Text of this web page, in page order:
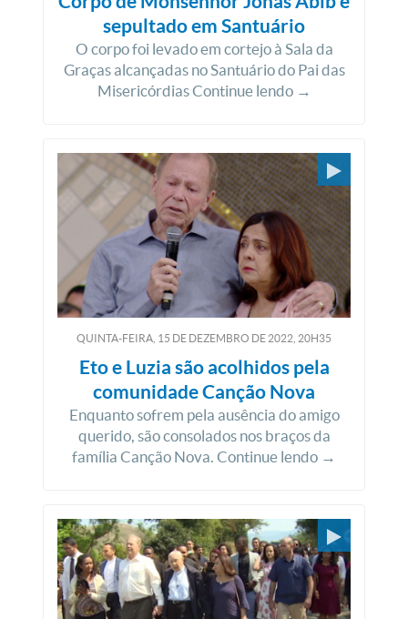
sepultado em Santuário
O corpo foi levado em cortejo à Sala da
Graças alcançadas no Santuário do Pai das
Misericórdias Continue lendo →
QUINTA-FEIRA, 15 DE DEZEMBRO DE 2022, 20H35
Eto e Luzia são acolhidos pela
comunidade Canção Nova
Enquanto sofrem pela ausência do amigo
querido, são consolados nos braços da
família Canção Nova. Continue lendo →